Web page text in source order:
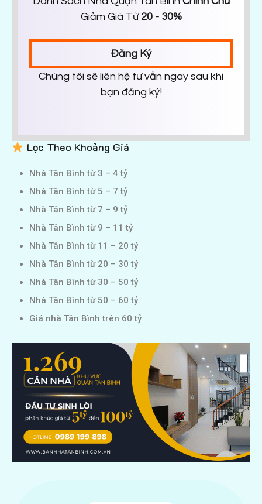
Giảm Giá Từ 20 - 30%
Đăng Ký
Chúng tôi sẽ liên hệ tư vấn ngay sau khi
bạn đăng ký!
Lọc Theo Khoảng Giá
Nhà Tân Bình từ 3 – 4 tỷ
Nhà Tân Bình từ 5 – 7 tỷ
Nhà Tân Bình từ 7 – 9 tỷ
Nhà Tân Bình từ 9 – 11 tỷ
Nhà Tân Bình từ 11 – 20 tỷ
Nhà Tân Bình từ 20 – 30 tỷ
Nhà Tân Bình từ 30 – 50 tỷ
Nhà Tân Bình từ 50 – 60 tỷ
Giá nhà Tân Bình trên 60 tỷ